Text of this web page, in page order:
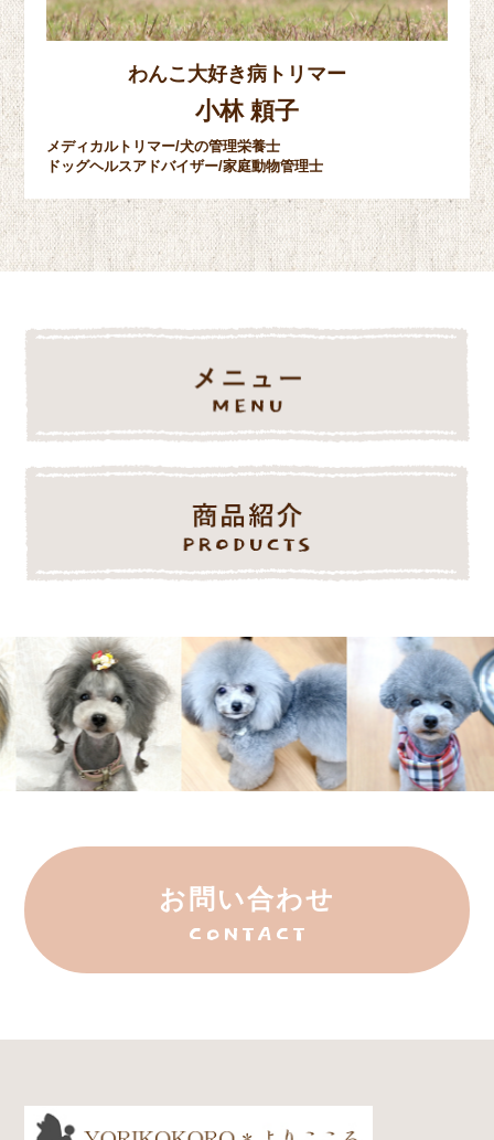
わんこ大好き病トリマー
小林 頼子
メディカルトリマー/犬の管理栄養士
ドッグヘルスアドバイザー/家庭動物管理士
お問い合わせ
CONTACT